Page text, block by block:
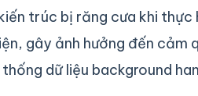
trúc bị răng cưa khi thực
gây ảnh hưởng đến cảm
dữ liệu background han